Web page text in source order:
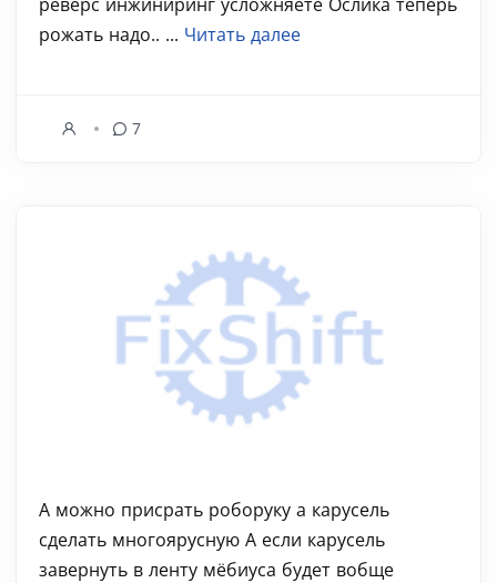
рожать надо.. ... Читать далее
7
А можно присрать роборуку а карусель
сделать многоярусную А если карусель
завернуть в ленту мёбиуса будет вобще